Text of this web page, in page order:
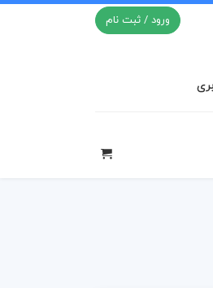
ورود / ثبت نام